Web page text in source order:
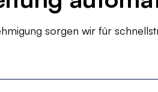
sorgen wir für